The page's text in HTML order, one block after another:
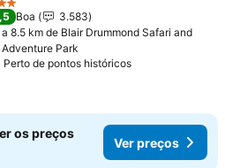
Boa
3.583
a 8.5 km de Blair Drummond Safari and
Adventure Park
Perto de pontos históricos
os preços
Ver preços